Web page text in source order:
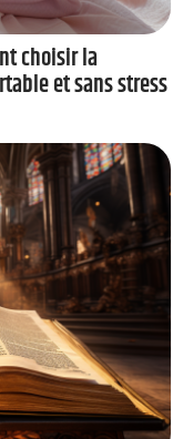
choisir la
et sans stress